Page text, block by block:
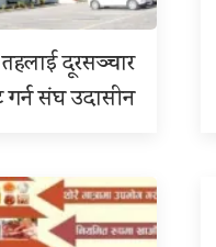
दूरसञ्चार
गर्न संघ उदासीन